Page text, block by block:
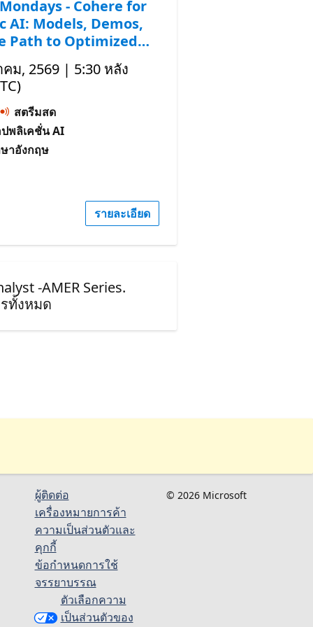
- Cohere for
AI: Models, Demos,
Path to Optimized
คม, 2569 | 5:30 หลัง
สตรีมสด
พลิเคชั่น AI
าอังกฤษ
รายละเอียด
-AMER Series.
ทั้งหมด
ผู้ติดต่อ
เครื่องหมายการค้า
ความเป็นส่วนตัวและ
คุกกี้
ข้อกำหนดการใช้
จรรยาบรรณ
ตัวเลือกความ
เป็นส่วนตัวของ
© 2026 Microsoft